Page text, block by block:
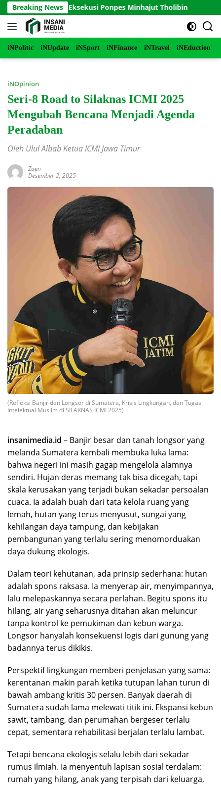
Langsung
ke
konten
Breaking News
Eksekusi Ponpes Minhajut Tholibin Perkokoh
iNPolitic iNUpdate iNSport iNFinance iNTravel iNEduction
iNOpinion
Seri-8 Road to Silaknas ICMI 2025
Mengubah Bencana Menjadi Agenda
Peradaban
Oleh Ulul Albab Ketua ICMI Jawa Timur
Zaen
Desember 2, 2025
(Refleksi Banjir dan Longsor di Sumatera, Krisis Lingkungan, dan Tugas
Intelektual Muslim di SILAKNAS ICMI 2025)
insanimedia.id – Banjir besar dan tanah longsor yang
melanda Sumatera kembali membuka luka lama:
bahwa negeri ini masih gagap mengelola alamnya
sendiri. Hujan deras memang tak bisa dicegah, tapi
skala kerusakan yang terjadi bukan sekadar persoalan
cuaca. Ia adalah buah dari tata kelola ruang yang
lemah, hutan yang terus menyusut, sungai yang
kehilangan daya tampung, dan kebijakan
pembangunan yang terlalu sering menomorduakan
daya dukung ekologis.
Dalam teori kehutanan, ada prinsip sederhana: hutan
adalah spons raksasa. Ia menyerap air, menyimpannya,
lalu melepaskannya secara perlahan. Begitu spons itu
hilang, air yang seharusnya ditahan akan meluncur
tanpa kontrol ke pemukiman dan kebun warga.
Longsor hanyalah konsekuensi logis dari gunung yang
badannya terus dikikis.
Perspektif lingkungan memberi penjelasan yang sama:
kerentanan makin parah ketika tutupan lahan turun di
bawah ambang kritis 30 persen. Banyak daerah di
Sumatera sudah lama melewati titik ini. Ekspansi kebun
sawit, tambang, dan perumahan bergeser terlalu
cepat, sementara rehabilitasi berjalan terlalu lambat.
Tetapi bencana ekologis selalu lebih dari sekadar
rumus ilmiah. Ia menyentuh lapisan sosial terdalam:
rumah yang hilang, anak yang terpisah dari keluarga,